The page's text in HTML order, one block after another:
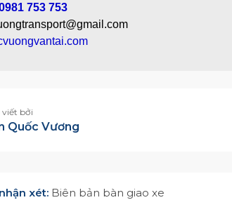
753 753
bởi
Quốc Vương
xét: Biên bản bàn giao xe